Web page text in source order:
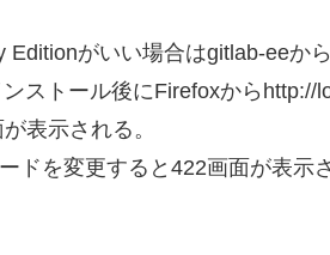
Editionがいい場合はgitlab-eeか
ンストール後にFirefoxから
表示される。
ドを変更すると422画面が表示